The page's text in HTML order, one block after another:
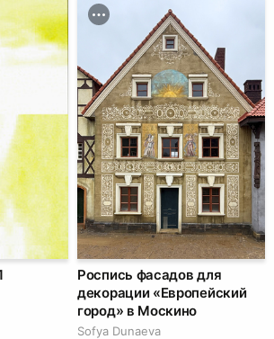
Роспись фасадов для
декорации «Европейский
город» в Москино
Sofya Dunaeva